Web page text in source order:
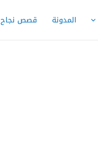
المدونة قصص نجاح